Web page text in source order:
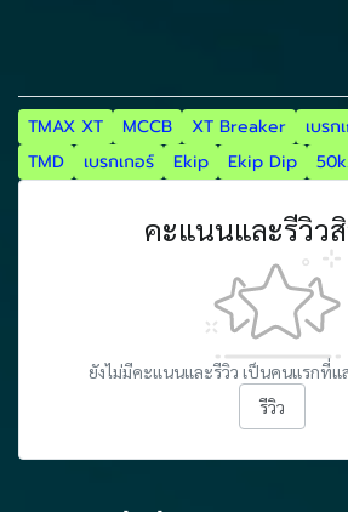
TMAX XT MCCB XT Breaker เบรก
TMD
เบรกเกอร์ Ekip Ekip Dip
คะแนนและรีวิว
ยังไม่มีคะแนนและรีวิว เป็นคนแรกที่แ
รีวิว